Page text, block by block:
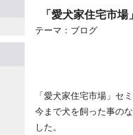
「愛犬家住宅市
テーマ： ブログ
「愛犬家住宅市場」セ
今まで犬を飼った事の
した。